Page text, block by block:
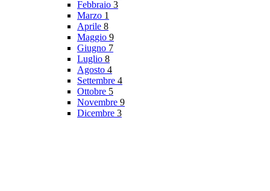
Febbraio 3
Marzo 1
Aprile 8
Maggio 9
Giugno 7
Luglio 8
Agosto 4
Settembre 4
Ottobre 5
Novembre 9
Dicembre 3